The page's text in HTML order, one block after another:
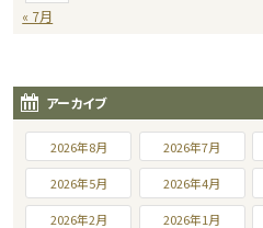
« 7月
アーカイブ
2026年8月 2026年7月
2026年5月 2026年4月
2026年2月 2026年1月